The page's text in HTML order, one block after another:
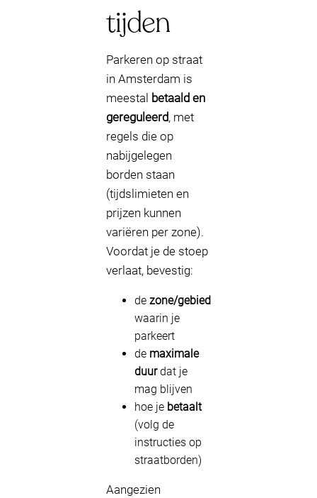
tijden
Parkeren op straat
in Amsterdam is
meestal betaald en
gereguleerd, met
regels die op
nabijgelegen
borden staan
(tijdslimieten en
prijzen kunnen
variëren per zone).
Voordat je de stoep
verlaat, bevestig:
de zone/gebied
waarin je
parkeert
de maximale
duurdat je
mag blijven
hoe je betaalt
(volg de
instructies op
straatborden)
Aangezien